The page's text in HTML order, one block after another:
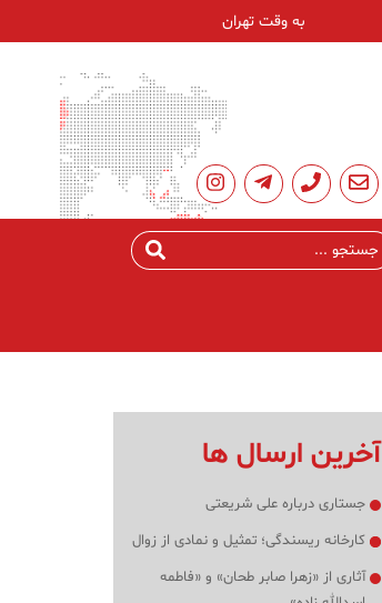
به وقت تهران
آخرین ارسال ها
جستاری درباره علی شریعتی
کارخانه ریسندگی؛ تمثیل و نمادی از زوال
آثاری از «زهرا صابر طحان» و «فاطمه